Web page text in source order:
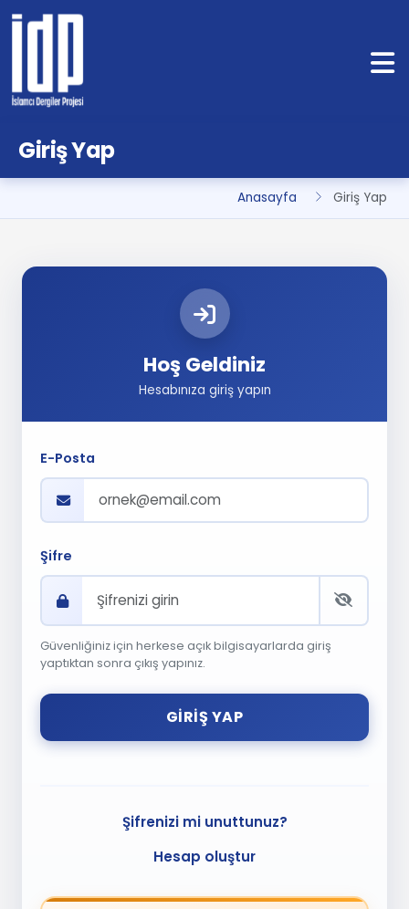
Giriş Yap
Anasayfa Giriş Yap
Hoş Geldiniz
Hesabınıza giriş yapın
E-Posta
Şifre
Güvenliğiniz için herkese açık bilgisayarlarda giriş
yaptıktan sonra çıkış yapınız.
GIRIŞ YAP
Şifrenizi mi unuttunuz?
Hesap oluştur